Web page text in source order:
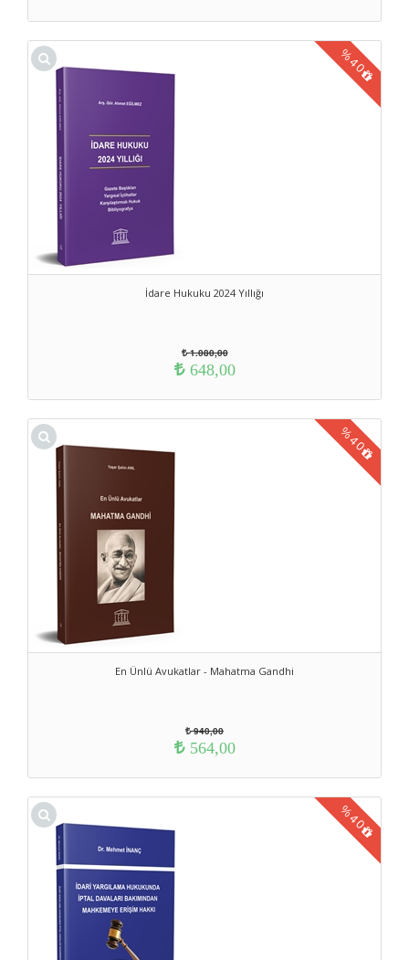
İdare Hukuku 2024 Yıllığı
%40
1.080,00
648,00
En Ünlü Avukatlar - Mahatma Gandhi
%40
940,00
564,00
%40